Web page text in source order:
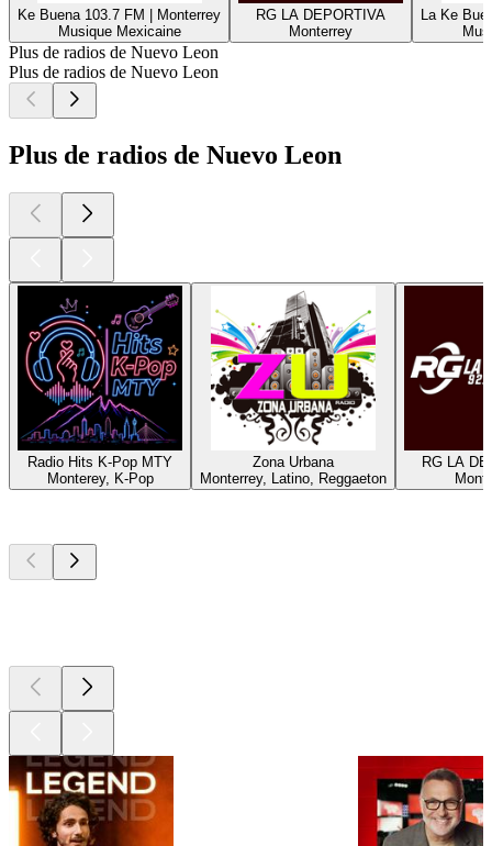
Ke Buena 103.7 FM | Monterrey
Musique Mexicaine
RG LA DEPORTIVA
Monterrey
La Ke
Plus de radios de Nuevo Leon
Plus de radios de Nuevo Leon
Plus de radios de Nuevo Leon
Radio Hits K-Pop MTY
Monterey, K-Pop
Zona Urbana
Monterrey, Latino, Reggaeton
RG LA